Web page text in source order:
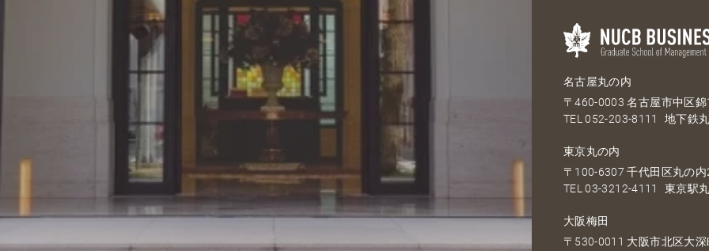
名古屋丸の内
〒460-0003 名古屋市中区
TEL052-203-8111 地下鉄
東京丸の内
〒100-6307 千代田区丸の
TEL03-3212-4111 東京駅
大阪梅田
〒530-0011 大阪市北区大